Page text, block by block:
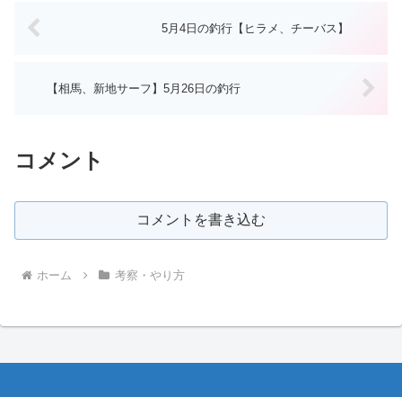
5月4日の釣行【ヒラメ、チーバス】
【相馬、新地サーフ】5月26日の釣行
コメント
コメントを書き込む
ホーム 考察・やり方